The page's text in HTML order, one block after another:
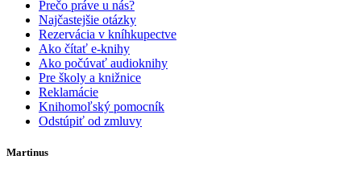
Prečo práve u nás?
Najčastejšie otázky
Rezervácia v kníhkupectve
Ako čítať e-knihy
Ako počúvať audioknihy
Pre školy a knižnice
Reklamácie
Knihomoľský pomocník
Odstúpiť od zmluvy
Martinus